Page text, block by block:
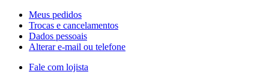
Meus pedidos
Trocas e cancelamentos
Dados pessoais
Alterar e-mail ou telefone
Fale com lojista